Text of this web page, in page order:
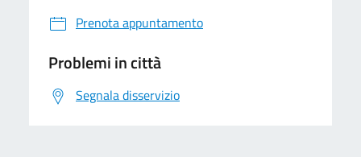
Prenota appuntamento
Problemi in città
Segnala disservizio